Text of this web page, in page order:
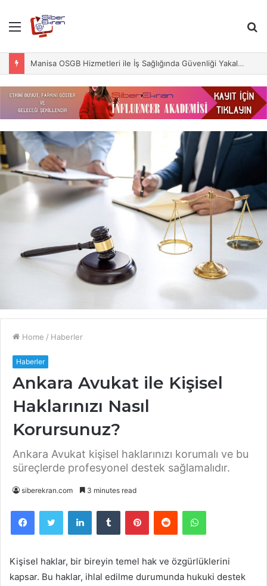
Menu
Manisa OSGB Hizmetleri ile İş Sağlığında Güvenliği Yakalayın
Home / Haberler
Haberler
Ankara Avukat ile Kişisel
Haklarınızı Nasıl
Korursunuz?
Ankara Avukat kişisel haklarınızı korumalı ve bu
süreçlerde profesyonel destek sağlamalıdır.
siberekran.com 3 minutes read
FacebookTwitter LinkedIn Tumblr PinterestReddit
Kişisel haklar, bir bireyin temel hak ve özgürlüklerini
kapsar. Bu haklar, ihlal edilme durumunda hukuki destek